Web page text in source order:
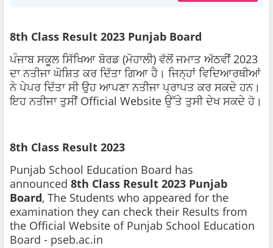
8th Class Result 2023 Punjab Board
ਪੰਜਾਬ ਸਕੂਲ ਸਿੱਖਿਆ ਬੋਰਡ (ਮੋਹਾਲੀ) ਵੱਲੋਂ ਜਮਾਤ ਅੱਠਵੀਂ 2023
ਦਾ ਨਤੀਜਾ ਘੋਸ਼ਿਤ ਕਰ ਦਿੱਤਾ ਗਿਆ ਹੈ। ਜਿਨ੍ਹਾਂ ਵਿਦਿਆਰਥੀਆਂ
ਨੇ ਪੇਪਰ ਦਿੱਤਾ ਸੀ ਉਹ ਆਪਣਾ ਨਤੀਜਾ ਪ੍ਰਾਪਤ ਕਰ ਸਕਦੇ ਹਨ।
ਇਹ ਨਤੀਜਾ ਤੁਸੀਂ Official Website ਉੱਤੇ ਤੁਸੀ ਦੇਖ ਸਕਦੇ ਹੋ।
8th Class Result 2023
Punjab School Education Board has
announced 8th Class Result 2023 Punjab
Board, The Students who appeared for the
examination they can check their Results from
the Official Website of Punjab School Education
Board - pseb.ac.in